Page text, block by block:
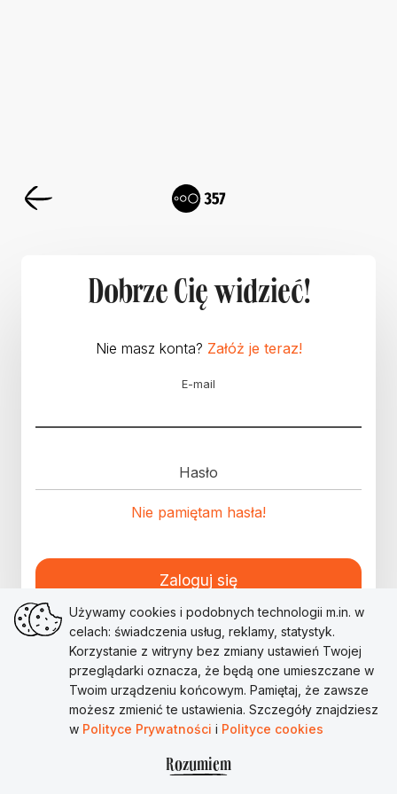
Dobrze Cię widzieć!
Nie masz konta? Załóż je teraz!
E-mail
Hasło
Nie pamiętam hasła!
Zaloguj się
Używamy cookies i podobnych technologii m.in. w
celach: świadczenia usług, reklamy, statystyk.
Korzystanie z witryny bez zmiany ustawień Twojej
przeglądarki oznacza, że będą one umieszczane w
Twoim urządzeniu końcowym. Pamiętaj, że zawsze
możesz zmienić te ustawienia. Szczegóły znajdziesz
w Polityce Prywatności i Polityce cookies
Rozumiem